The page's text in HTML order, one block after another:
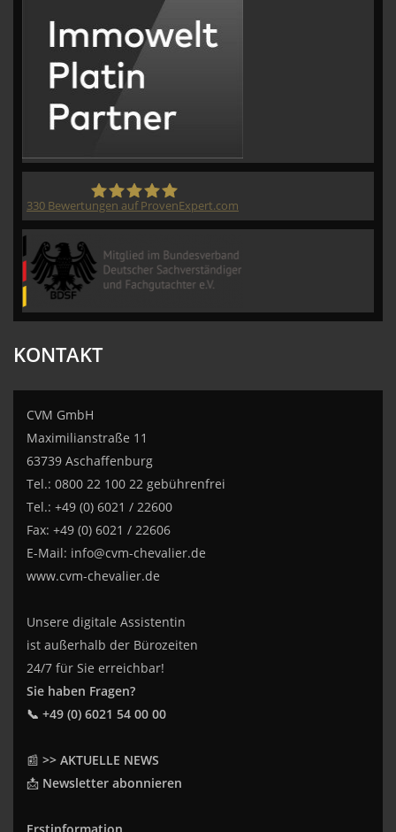
330 Bewertungen auf ProvenExpert.com
KONTAKT
CVM GmbH
Maximilianstraße 11
63739 Aschaffenburg
Tel.: 0800 22 100 22 gebührenfrei
Tel.: +49 (0) 6021 / 22600
Fax: +49 (0) 6021 / 22606
E-Mail: info@cvm-chevalier.de
www.cvm-chevalier.de
Unsere digitale Assistentin
ist außerhalb der Bürozeiten
24/7 für Sie erreichbar!
Sie haben Fragen?
📞 +49 (0) 6021 54 00 00
📰 >> AKTUELLE NEWS
📩 Newsletter abonnieren